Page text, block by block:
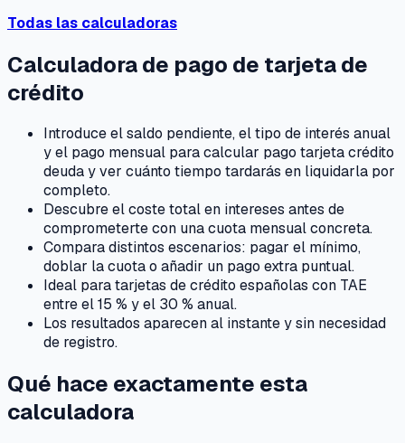
Todas las calculadoras
Calculadora de pago de tarjeta de
crédito
Introduce el saldo pendiente, el tipo de interés anual
y el pago mensual para calcular pago tarjeta crédito
deuda y ver cuánto tiempo tardarás en liquidarla por
completo.
Descubre el coste total en intereses antes de
comprometerte con una cuota mensual concreta.
Compara distintos escenarios: pagar el mínimo,
doblar la cuota o añadir un pago extra puntual.
Ideal para tarjetas de crédito españolas con TAE
entre el 15 % y el 30 % anual.
Los resultados aparecen al instante y sin necesidad
de registro.
Qué hace exactamente esta
calculadora